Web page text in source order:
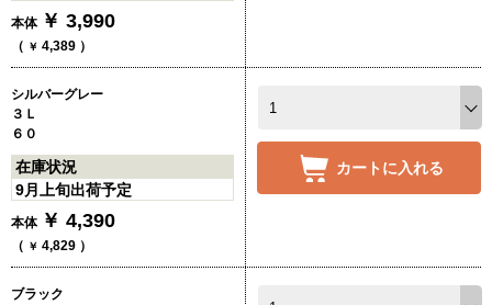
本体 ￥ 3,990
（ ￥ 4,389 ）
シルバーグレー
３Ｌ
６０
在庫状況
9月上旬出荷予定
本体 ￥ 4,390
（ ￥ 4,829 ）
カートに入れる
ブラック